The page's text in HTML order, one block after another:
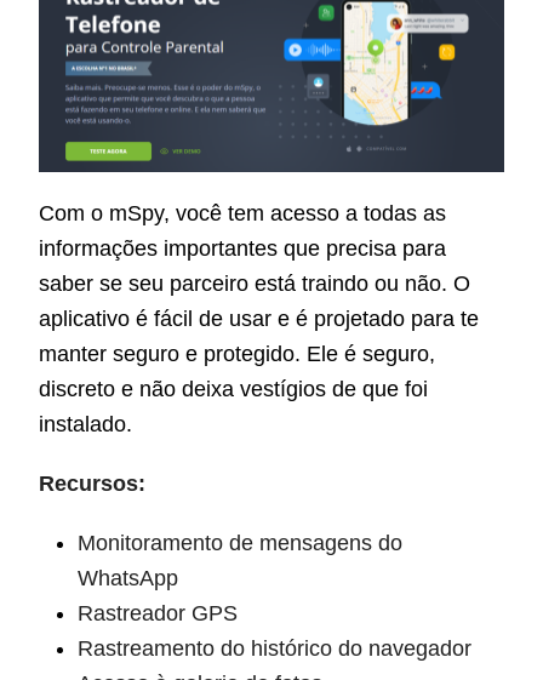
Com o mSpy, você tem acesso a todas as
informações importantes que precisa para
saber se seu parceiro está traindo ou não. O
aplicativo é fácil de usar e é projetado para te
manter seguro e protegido. Ele é seguro,
discreto e não deixa vestígios de que foi
instalado.
Recursos:
Monitoramento de mensagens do
WhatsApp
Rastreador GPS
Rastreamento do histórico do navegador